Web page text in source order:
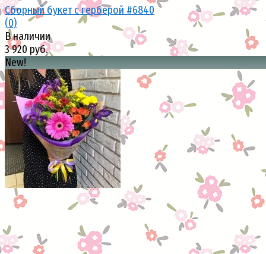
избранное сравнить
Сборный букет с герберой #6840
(0)
В наличии
3 920 руб.
New!